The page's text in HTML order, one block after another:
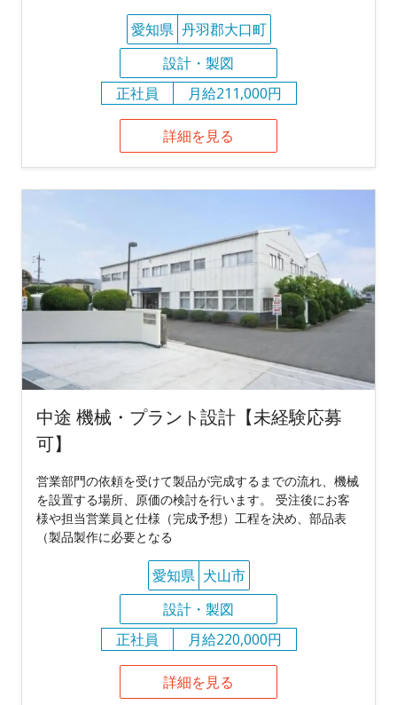
愛知県 丹羽郡大口町
設計・製図
正社員
月給211,000円
詳細を見る
中途 機械・プラント設計【未経験応募
可】
営業部門の依頼を受けて製品が完成するまでの流れ、機械
を設置する場所、原価の検討を行います。 受注後にお客
様や担当営業員と仕様（完成予想）工程を決め、部品表
（製品製作に必要となる
愛知県 犬山市
設計・製図
正社員
月給220,000円
詳細を見る